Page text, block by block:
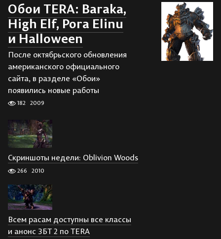
Обои TERA: Baraka,
High Elf, Pora Elinu
и Halloween
После октябрьского обновления
американского официального
сайта, в разделе «Обои»
появились новые работы
182 2009
Скриншоты недели: Oblivion Woods
266 2010
Всем расам доступны все классы
и анонс ЗБТ 2 по TERA